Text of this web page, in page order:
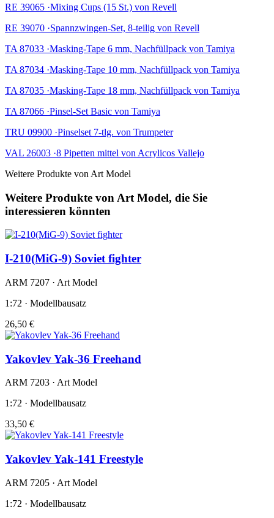
RE 39065 ·Mixing Cups (15 St.) von Revell
RE 39070 ·Spannzwingen-Set, 8-teilig von Revell
TA 87033 ·Masking-Tape 6 mm, Nachfüllpack von Tamiya
TA 87034 ·Masking-Tape 10 mm, Nachfüllpack von Tamiya
TA 87035 ·Masking-Tape 18 mm, Nachfüllpack von Tamiya
TA 87066 ·Pinsel-Set Basic von Tamiya
TRU 09900 ·Pinselset 7-tlg. von Trumpeter
VAL 26003 ·8 Pipetten mittel von Acrylicos Vallejo
Weitere Produkte von Art Model
Weitere Produkte von Art Model, die Sie
interessieren könnten
I-210(MiG-9) Soviet fighter
ARM 7207 · Art Model
1:72 · Modellbausatz
26,50 €
Yakovlev Yak-36 Freehand
ARM 7203 · Art Model
1:72 · Modellbausatz
33,50 €
Yakovlev Yak-141 Freestyle
ARM 7205 · Art Model
1:72 · Modellbausatz